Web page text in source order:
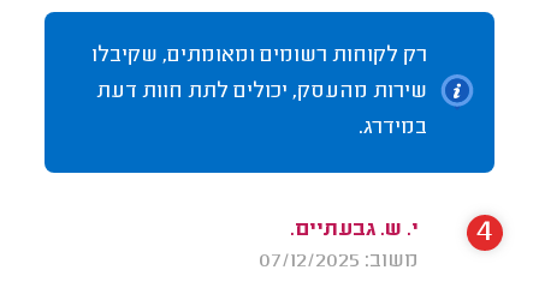
רק לקוחות רשומים ומאומתים, שקיבלו
שירות מהעסק, יכולים לתת חוות דעת
במידרג.
י. ש. גבעתיים.
משוב: 07/12/2025
4